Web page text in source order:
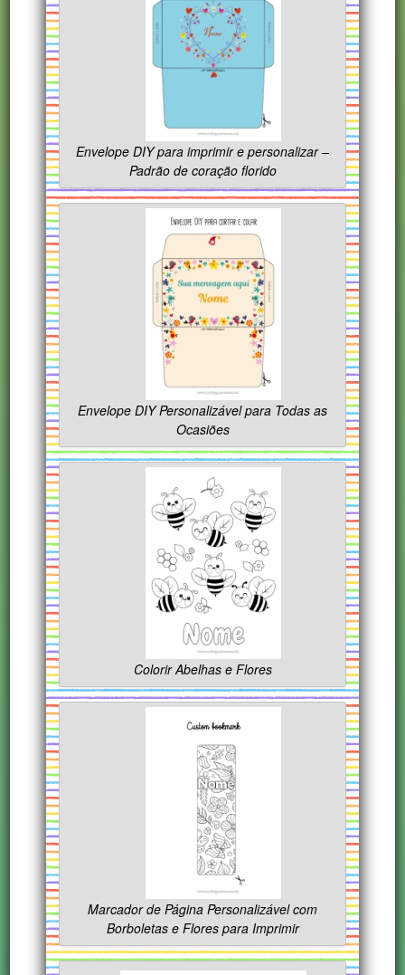
Envelope DIY para imprimir e personalizar –
Padrão de coração florido
Envelope DIY Personalizável para Todas as
Ocasiões
Colorir Abelhas e Flores
Marcador de Página Personalizável com
Borboletas e Flores para Imprimir